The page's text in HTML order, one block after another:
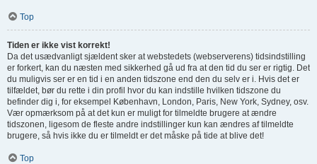
Top
Tiden er ikke vist korrekt!
Da det usædvanligt sjældent sker at webstedets (webserverens) tidsindstilling
er forkert, kan du næsten med sikkerhed gå ud fra at den tid du ser er rigtig. Det
du muligvis ser er en tid i en anden tidszone end den du selv er i. Hvis det er
tilfældet, bør du rette i din profil hvor du kan indstille hvilken tidszone du
befinder dig i, for eksempel København, London, Paris, New York, Sydney, osv.
Vær opmærksom på at det kun er muligt for tilmeldte brugere at ændre
tidszonen, ligesom de fleste andre indstillinger kun kan ændres af tilmeldte
brugere, så hvis ikke du er tilmeldt er det måske på tide at blive det!
Top